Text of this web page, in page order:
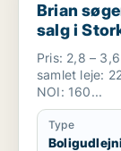
Brian
salg i
Pris: 2,8 – 3,6 mio. • Lejemål: 2–3
samlet leje: 220.000
NOI: 160...
Type